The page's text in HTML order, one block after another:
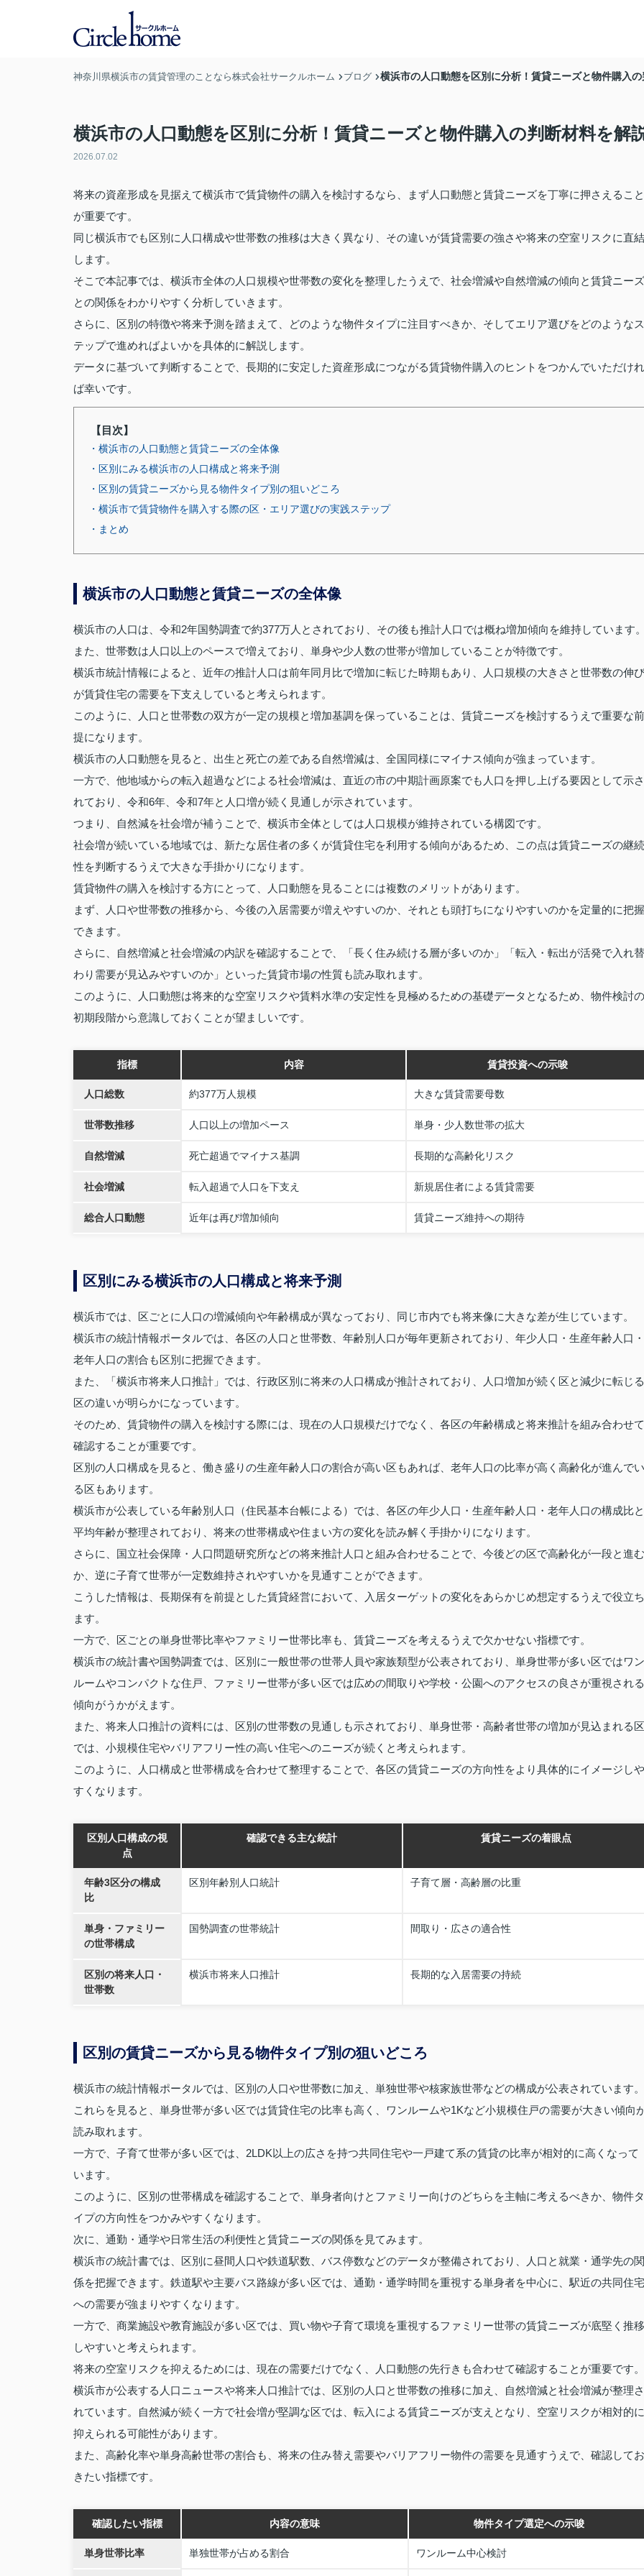
神奈川県横浜市の賃貸管理のことなら株式会社サークルホーム ブログ 横浜市の人口動態を区別に分析！賃貸ニーズと物件購入
横浜市の人口動態を区別に分析！賃貸ニーズと物件購入の判断材料を解
2026.07.02
将来の資産形成を見据えて横浜市で賃貸物件の購入を検討するなら、まず人口動態と賃貸ニーズを丁寧に押さえること
が重要です。
同じ横浜市でも区別に人口構成や世帯数の推移は大きく異なり、その違いが賃貸需要の強さや将来の空室リスクに直結
します。
そこで本記事では、横浜市全体の人口規模や世帯数の変化を整理したうえで、社会増減や自然増減の傾向と賃貸ニーズ
との関係をわかりやすく分析していきます。
さらに、区別の特徴や将来予測を踏まえて、どのような物件タイプに注目すべきか、そしてエリア選びをどのようなス
テップで進めればよいかを具体的に解説します。
データに基づいて判断することで、長期的に安定した資産形成につながる賃貸物件購入のヒントをつかんでいただけれ
ば幸いです。
【目次】
・横浜市の人口動態と賃貸ニーズの全体像
・区別にみる横浜市の人口構成と将来予測
・区別の賃貸ニーズから見る物件タイプ別の狙いどころ
・横浜市で賃貸物件を購入する際の区・エリア選びの実践ステップ
・まとめ
横浜市の人口動態と賃貸ニーズの全体像
横浜市の人口は、令和2年国勢調査で約377万人とされており、その後も推計人口では概ね増加傾向を維持しています
また、世帯数は人口以上のペースで増えており、単身や少人数の世帯が増加していることが特徴です。
横浜市統計情報によると、近年の推計人口は前年同月比で増加に転じた時期もあり、人口規模の大きさと世帯数の伸び
が賃貸住宅の需要を下支えしていると考えられます。
このように、人口と世帯数の双方が一定の規模と増加基調を保っていることは、賃貸ニーズを検討するうえで重要な前
提になります。
横浜市の人口動態を見ると、出生と死亡の差である自然増減は、全国同様にマイナス傾向が強まっています。
一方で、他地域からの転入超過などによる社会増減は、直近の市の中期計画原案でも人口を押し上げる要因として示さ
れており、令和6年、令和7年と人口増が続く見通しが示されています。
つまり、自然減を社会増が補うことで、横浜市全体としては人口規模が維持されている構図です。
社会増が続いている地域では、新たな居住者の多くが賃貸住宅を利用する傾向があるため、この点は賃貸ニーズの継続
性を判断するうえで大きな手掛かりになります。
賃貸物件の購入を検討する方にとって、人口動態を見ることには複数のメリットがあります。
まず、人口や世帯数の推移から、今後の入居需要が増えやすいのか、それとも頭打ちになりやすいのかを定量的に把握
できます。
さらに、自然増減と社会増減の内訳を確認することで、「長く住み続ける層が多いのか」「転入・転出が活発で入れ替
わり需要が見込みやすいのか」といった賃貸市場の性質も読み取れます。
このように、人口動態は将来的な空室リスクや賃料水準の安定性を見極めるための基礎データとなるため、物件検討の
初期段階から意識しておくことが望ましいです。
指標 内容 賃貸投資への示唆
人口総数 約377万人規模 大きな賃貸需要母数
世帯数推移 人口以上の増加ペース 単身・少人数世帯の拡大
自然増減 死亡超過でマイナス基調 長期的な高齢化リスク
社会増減 転入超過で人口を下支え 新規居住者による賃貸需要
総合人口動態 近年は再び増加傾向 賃貸ニーズ維持への期待
区別にみる横浜市の人口構成と将来予測
横浜市では、区ごとに人口の増減傾向や年齢構成が異なっており、同じ市内でも将来像に大きな差が生じています。
横浜市の統計情報ポータルでは、各区の人口と世帯数、年齢別人口が毎年更新されており、年少人口・生産年齢人口・
老年人口の割合も区別に把握できます。
また、「横浜市将来人口推計」では、行政区別に将来の人口構成が推計されており、人口増加が続く区と減少に転じる
区の違いが明らかになっています。
そのため、賃貸物件の購入を検討する際には、現在の人口規模だけでなく、各区の年齢構成と将来推計を組み合わせて
確認することが重要です。
区別の人口構成を見ると、働き盛りの生産年齢人口の割合が高い区もあれば、老年人口の比率が高く高齢化が進んでい
る区もあります。
横浜市が公表している年齢別人口（住民基本台帳による）では、各区の年少人口・生産年齢人口・老年人口の構成比と
平均年齢が整理されており、将来の世帯構成や住まい方の変化を読み解く手掛かりになります。
さらに、国立社会保障・人口問題研究所などの将来推計人口と組み合わせることで、今後どの区で高齢化が一段と進む
か、逆に子育て世帯が一定数維持されやすいかを見通すことができます。
こうした情報は、長期保有を前提とした賃貸経営において、入居ターゲットの変化をあらかじめ想定するうえで役立ち
ます。
一方で、区ごとの単身世帯比率やファミリー世帯比率も、賃貸ニーズを考えるうえで欠かせない指標です。
横浜市の統計書や国勢調査では、区別に一般世帯の世帯人員や家族類型が公表されており、単身世帯が多い区ではワン
ルームやコンパクトな住戸、ファミリー世帯が多い区では広めの間取りや学校・公園へのアクセスの良さが重視される
傾向がうかがえます。
また、将来人口推計の資料には、区別の世帯数の見通しも示されており、単身世帯・高齢者世帯の増加が見込まれる区
では、小規模住宅やバリアフリー性の高い住宅へのニーズが続くと考えられます。
このように、人口構成と世帯構成を合わせて整理することで、各区の賃貸ニーズの方向性をより具体的にイメージしや
すくなります。
区別人口構成の視
点
確認できる主な統計 賃貸ニーズの着眼点
年齢3区分の構成
比
区別年齢別人口統計 子育て層・高齢層の比重
単身・ファミリー
の世帯構成
国勢調査の世帯統計 間取り・広さの適合性
区別の将来人口・
世帯数
横浜市将来人口推計 長期的な入居需要の持続
区別の賃貸ニーズから見る物件タイプ別の狙いどころ
横浜市の統計情報ポータルでは、区別の人口や世帯数に加え、単独世帯や核家族世帯などの構成が公表されています。
これらを見ると、単身世帯が多い区では賃貸住宅の比率も高く、ワンルームや1Kなど小規模住戸の需要が大きい傾向
読み取れます。
一方で、子育て世帯が多い区では、2LDK以上の広さを持つ共同住宅や一戸建て系の賃貸の比率が相対的に高くなって
います。
このように、区別の世帯構成を確認することで、単身者向けとファミリー向けのどちらを主軸に考えるべきか、物件タ
イプの方向性をつかみやすくなります。
次に、通勤・通学や日常生活の利便性と賃貸ニーズの関係を見てみます。
横浜市の統計書では、区別に昼間人口や鉄道駅数、バス停数などのデータが整備されており、人口と就業・通学先の関
係を把握できます。鉄道駅や主要バス路線が多い区では、通勤・通学時間を重視する単身者を中心に、駅近の共同住宅
への需要が強まりやすくなります。
一方で、商業施設や教育施設が多い区では、買い物や子育て環境を重視するファミリー世帯の賃貸ニーズが底堅く推移
しやすいと考えられます。
将来の空室リスクを抑えるためには、現在の需要だけでなく、人口動態の先行きも合わせて確認することが重要です。
横浜市が公表する人口ニュースや将来人口推計では、区別の人口と世帯数の推移に加え、自然増減と社会増減が整理さ
れています。自然減が続く一方で社会増が堅調な区では、転入による賃貸ニーズが支えとなり、空室リスクが相対的に
抑えられる可能性があります。
また、高齢化率や単身高齢世帯の割合も、将来の住み替え需要やバリアフリー物件の需要を見通すうえで、確認してお
きたい指標です。
確認したい指標 内容の意味 物件タイプ選定への示唆
単身世帯比率 単独世帯が占める割合 ワンルーム中心検討